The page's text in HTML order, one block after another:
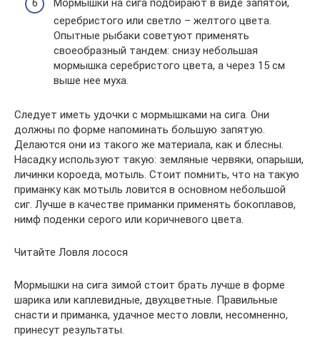
Мормышки на сига подбирают в виде запятой,
серебристого или светло – желтого цвета.
Опытные рыбаки советуют применять
своеобразный тандем: снизу небольшая
мормышка серебристого цвета, а через 15 см
выше нее муха.
Следует иметь удочки с мормышками на сига. Они
должны по форме напоминать большую запятую.
Делаются они из такого же материала, как и блесны.
Насадку используют такую: земляные червяки, опарыши,
личинки короеда, мотыль. Стоит помнить, что на такую
приманку как мотыль ловится в основном небольшой
сиг. Лучше в качестве приманки применять бокоплавов,
нимф поденки серого или коричневого цвета.
Читайте Ловля лосося
Мормышки на сига зимой стоит брать лучше в форме
шарика или каплевидные, двухцветные. Правильные
снасти и приманка, удачное место ловли, несомненно,
принесут результаты.